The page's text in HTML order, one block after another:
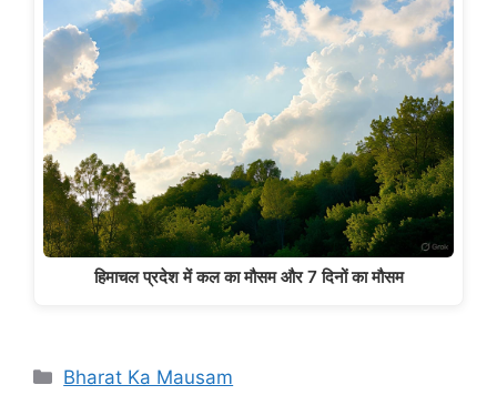
हिमाचल प्रदेश में कल का मौसम और 7 दिनों का मौसम
Categories
Bharat Ka Mausam